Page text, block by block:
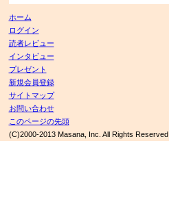
ホーム
ログイン
読者レビュー
インタビュー
プレゼント
新規会員登録
サイトマップ
お問い合わせ
このページの先頭
(C)2000-2013 Masana, Inc. All Rights Reserved.